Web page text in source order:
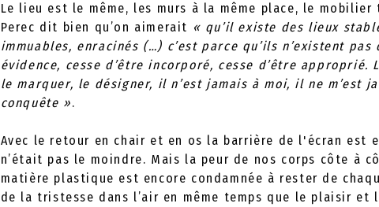
Le lieu est le même, les murs à la même place, le
Perec dit bien qu’on aimerait « qu’il existe des lieux
immuables, enracinés (…) c’est parce qu’ils n’existent
évidence, cesse d’être incorporé, cesse d’être approprié.
le marquer, le désigner, il n’est jamais à moi, il ne m’est
conquête ».
Avec le retour en chair et en os la barrière de l'écran est
n’était pas le moindre. Mais la peur de nos corps côte à
matière plastique est encore condamnée à rester de
de la tristesse dans l’air en même temps que le plaisir et